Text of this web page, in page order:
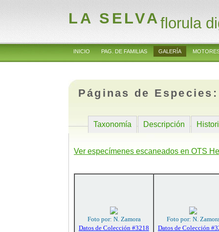
LA SELVAflorula
INICIO PAG. DE FAMILIAS GALERÍA
Páginas de
Taxonomía Descripción
Ver especímenes escaneados en OTS
Foto por: N. Zamora
Datos de Colección #3218
Foto por: N.
Datos de Colección